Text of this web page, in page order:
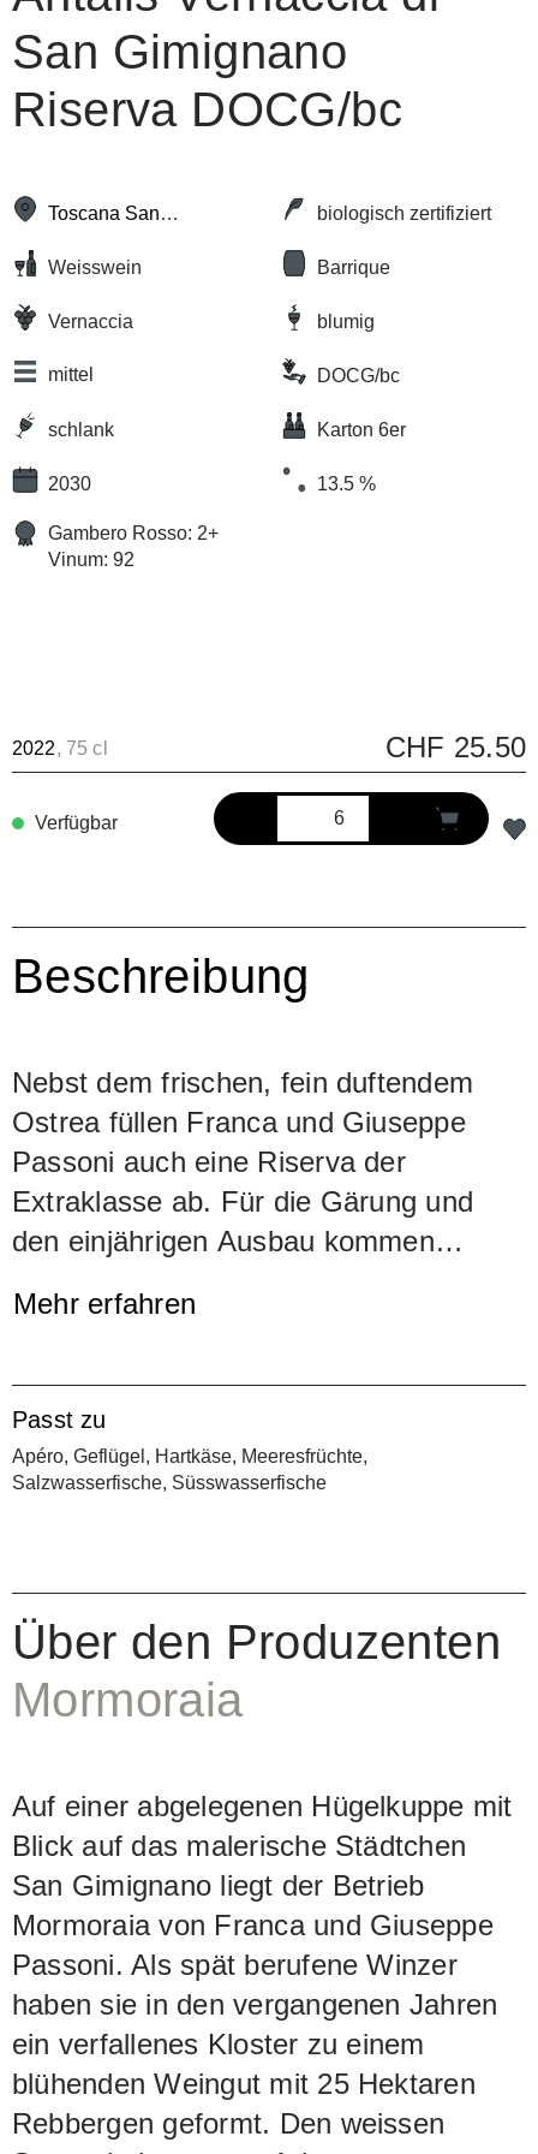
San Gimignano
Riserva DOCG/bc
Toscana San
biologisch zertifiziert
Weisswein Barrique
Vernaccia blumig
mittel DOCG/bc
schlank Karton 6er
2030 13.5 %
Gambero Rosso: 2+
Vinum: 92
2022, 75 cl CHF 25.50
Verfügbar
Beschreibung
Nebst dem frischen, fein duftendem
Ostrea füllen Franca und Giuseppe
Passoni auch eine Riserva der
Extraklasse ab. Für die Gärung und
den einjährigen Ausbau kommen
Ein Teil des Weins wird in 1500-Liter-
steigert die bereits ansehnliche Fülle
und verleiht dem Wein einen herrlichen
grosszügige Bouquet.
Mehr erfahren
Passt zu
Apéro, Geflügel, Hartkäse, Meeresfrüchte,
Salzwasserfische, Süsswasserfische
Über den Produzenten
Mormoraia
Auf einer abgelegenen Hügelkuppe mit
Blick auf das malerische Städtchen
San Gimignano liegt der Betrieb
Mormoraia von Franca und Giuseppe
Passoni. Als spät berufene Winzer
haben sie in den vergangenen Jahren
ein verfallenes Kloster zu einem
blühenden Weingut mit 25 Hektaren
Rebbergen geformt. Den weissen